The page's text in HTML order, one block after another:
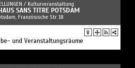
/ Kulturveranstaltung
SANS TITRE POTSDAM
Französische Str. 18
und Veranstaltungsräume